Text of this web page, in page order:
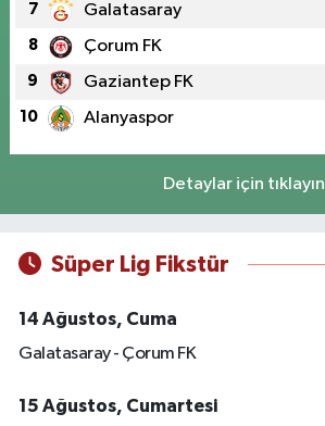
7 Galatasaray
8 Çorum FK
9 Gaziantep FK
10 Alanyaspor
Detaylar için tıklayın
Süper Lig Fikstür
14 Ağustos, Cuma
Galatasaray - Çorum FK
15 Ağustos, Cumartesi